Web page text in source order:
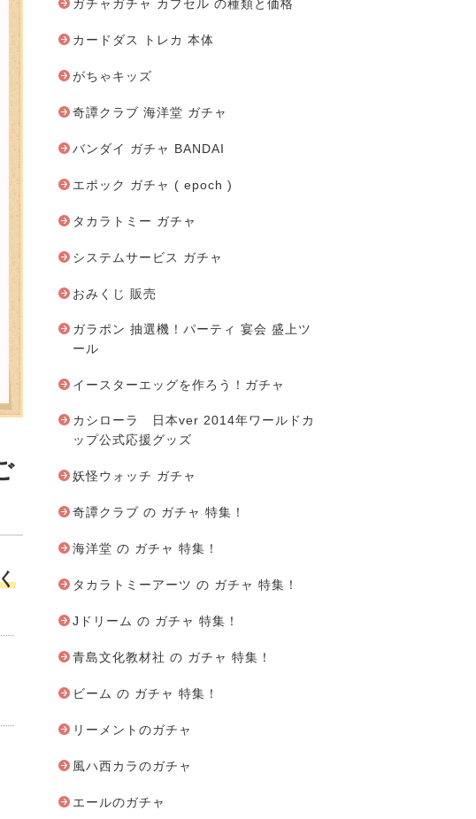
ガチャガチャ カプセル の種類と価格
カードダス トレカ 本体
がちゃキッズ
奇譚クラブ 海洋堂 ガチャ
バンダイ ガチャ BANDAI
エポック ガチャ ( epoch )
タカラトミー ガチャ
システムサービス ガチャ
おみくじ 販売
ガラポン 抽選機！パーティ 宴会 盛上ツ
ール
イースターエッグを作ろう！ガチャ
カシローラ 日本ver 2014年ワールドカ
ップ公式応援グッズ
妖怪ウォッチ ガチャ
奇譚クラブ の ガチャ 特集！
海洋堂 の ガチャ 特集！
タカラトミーアーツ の ガチャ 特集！
Jドリーム の ガチャ 特集！
青島文化教材社 の ガチャ 特集！
ビーム の ガチャ 特集！
リーメントのガチャ
風ハ西カラのガチャ
エールのガチャ